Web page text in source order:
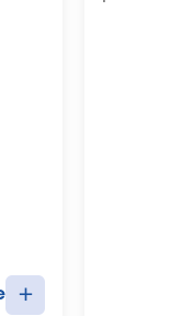
+